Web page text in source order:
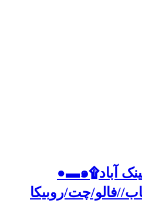
کانال روبیکا ●▬๑۩لینک آباد۩๑▬●
فالو/چت/روبیکا